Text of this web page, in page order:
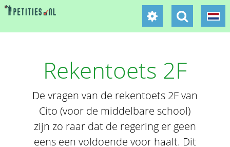
Rekentoets 2F
De vragen van de rekentoets 2F van
Cito (voor de middelbare school)
zijn zo raar dat de regering er geen
eens een voldoende voor haalt. Dit